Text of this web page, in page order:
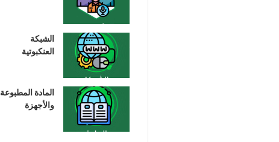
الشبكة
العنكبوتية
المادة المطبوعة
والأجهزة